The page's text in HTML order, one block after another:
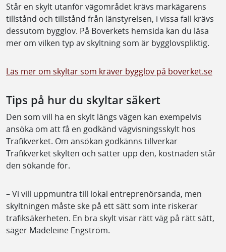
Står en skylt utanför vägområdet krävs markägarens
tillstånd och tillstånd från länstyrelsen, i vissa fall krävs
dessutom bygglov. På Boverkets hemsida kan du läsa
mer om vilken typ av skyltning som är bygglovspliktig.
Läs mer om skyltar som kräver bygglov på boverket.se
Tips på hur du skyltar säkert
Den som vill ha en skylt längs vägen kan exempelvis
ansöka om att få en godkänd vägvisningsskylt hos
Trafikverket. Om ansökan godkänns tillverkar
Trafikverket skylten och sätter upp den, kostnaden står
den sökande för.
– Vi vill uppmuntra till lokal entreprenörsanda, men
skyltningen måste ske på ett sätt som inte riskerar
trafiksäkerheten. En bra skylt visar rätt väg på rätt sätt,
säger Madeleine Engström.